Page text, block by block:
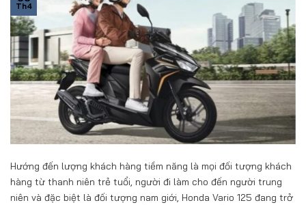
Th4
Hướng đến lượng khách hàng tiềm năng là mọi đối tượng khách
hàng từ thanh niên trẻ tuổi, người đi làm cho đến người trung
niên và đặc biệt là đối tượng nam giới, Honda Vario 125 đang trở